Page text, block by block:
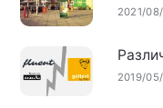
2021/
2019/